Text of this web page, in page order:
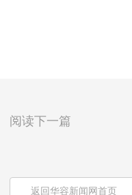
阅读下一篇
返回华容新闻网首页